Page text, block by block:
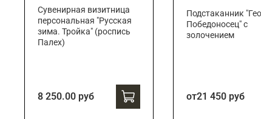
Сувенирная визитница
персональная "Русская
зима. Тройка" (роспись
Палех)
8 250.00 руб
Подстаканник
Победоносец" с
золочением
от21 450 руб